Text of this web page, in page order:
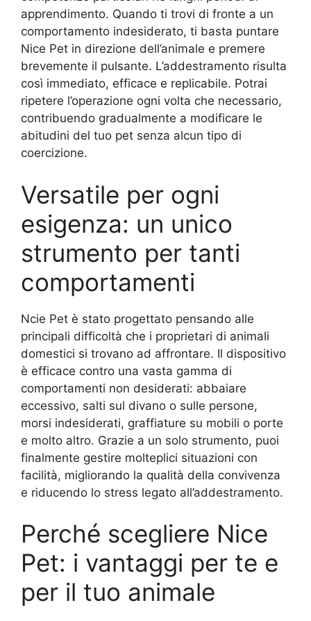
apprendimento. Quando ti trovi di fronte a un
comportamento indesiderato, ti basta puntare
Nice Pet in direzione dell’animale e premere
brevemente il pulsante. L’addestramento risulta
così immediato, efficace e replicabile. Potrai
ripetere l’operazione ogni volta che necessario,
contribuendo gradualmente a modificare le
abitudini del tuo pet senza alcun tipo di
coercizione.
Versatile per ogni
esigenza: un unico
strumento per tanti
comportamenti
Ncie Pet è stato progettato pensando alle
principali difficoltà che i proprietari di animali
domestici si trovano ad affrontare. Il dispositivo
è efficace contro una vasta gamma di
comportamenti non desiderati: abbaiare
eccessivo, salti sul divano o sulle persone,
morsi indesiderati, graffiature su mobili o porte
e molto altro. Grazie a un solo strumento, puoi
finalmente gestire molteplici situazioni con
facilità, migliorando la qualità della convivenza
e riducendo lo stress legato all’addestramento.
Perché scegliere Nice
Pet: i vantaggi per te e
per il tuo animale